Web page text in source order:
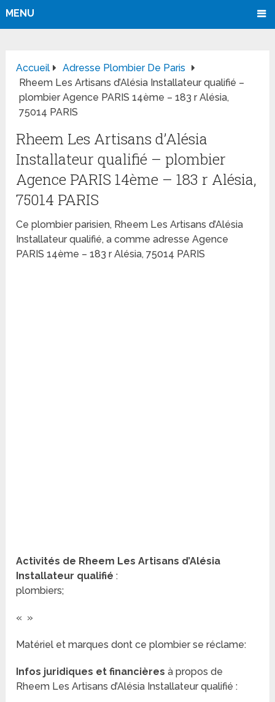
MENU
Accueil
Adresse Plombier De Paris
Rheem Les Artisans d’Alésia Installateur qualifié –
plombier Agence PARIS 14ème – 183 r Alésia,
75014 PARIS
Rheem Les Artisans d’Alésia
Installateur qualifié – plombier
Agence PARIS 14ème – 183 r Alésia,
75014 PARIS
Ce plombier parisien, Rheem Les Artisans d’Alésia
Installateur qualifié, a comme adresse Agence
PARIS 14ème – 183 r Alésia, 75014 PARIS
Activités de Rheem Les Artisans d’Alésia
Installateur qualifié :
plombiers;
« »
Matériel et marques dont ce plombier se réclame:
Infos juridiques et financières à propos de
Rheem Les Artisans d’Alésia Installateur qualifié :